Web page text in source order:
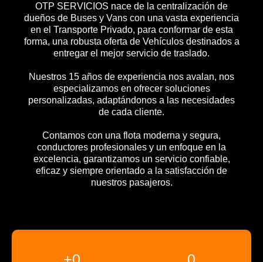
OTP SERVICIOS nace de la centralización de
dueños de Buses y Vans con una vasta experiencia
en el Transporte Privado, para conformar de esta
forma, una robusta oferta de Vehículos destinados a
entregar el mejor servicio de traslado.
Nuestros 15 años de experiencia nos avalan, nos
especializamos en ofrecer soluciones
personalizadas, adaptándonos a las necesidades
de cada cliente.
Contamos con una flota moderna y segura,
conductores profesionales y un enfoque en la
excelencia, garantizamos un servicio confiable,
eficaz y siempre orientado a la satisfacción de
nuestros pasajeros.